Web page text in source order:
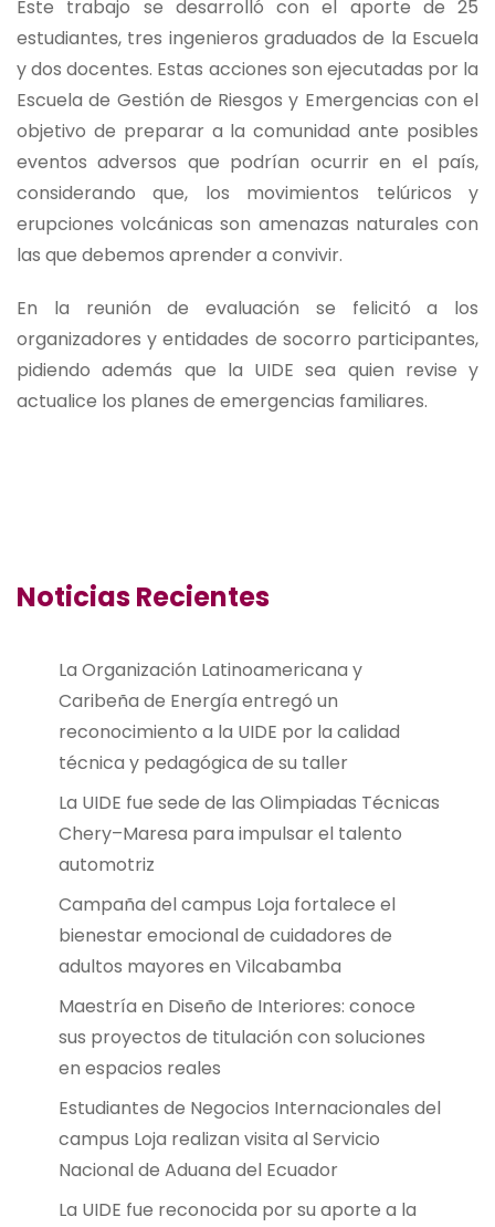
Este trabajo se desarrolló con el aporte de 25
estudiantes, tres ingenieros graduados de la Escuela
y dos docentes. Estas acciones son ejecutadas por la
Escuela de Gestión de Riesgos y Emergencias con el
objetivo de preparar a la comunidad ante posibles
eventos adversos que podrían ocurrir en el país,
considerando que, los movimientos telúricos y
erupciones volcánicas son amenazas naturales con
las que debemos aprender a convivir.
En la reunión de evaluación se felicitó a los
organizadores y entidades de socorro participantes,
pidiendo además que la UIDE sea quien revise y
actualice los planes de emergencias familiares.
Noticias Recientes
La Organización Latinoamericana y
Caribeña de Energía entregó un
reconocimiento a la UIDE por la calidad
técnica y pedagógica de su taller
La UIDE fue sede de las Olimpiadas Técnicas
Chery–Maresa para impulsar el talento
automotriz
Campaña del campus Loja fortalece el
bienestar emocional de cuidadores de
adultos mayores en Vilcabamba
Maestría en Diseño de Interiores: conoce
sus proyectos de titulación con soluciones
en espacios reales
Estudiantes de Negocios Internacionales del
campus Loja realizan visita al Servicio
Nacional de Aduana del Ecuador
La UIDE fue reconocida por su aporte a la